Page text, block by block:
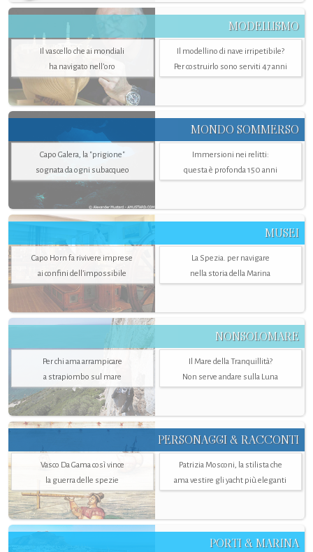
MODELLISMO
Il vascello che ai mondiali
ha navigato nell’oro
Il modellino di nave irripetibile?
Per costruirlo sono serviti 47 anni
MONDO SOMMERSO
Capo Galera, la "prigione"
sognata da ogni subacqueo
Immersioni nei relitti:
questa è profonda 150 anni
MUSEI
Capo Horn fa rivivere imprese
ai confini dell’impossibile
La Spezia. per navigare
nella storia della Marina
NONSOLOMARE
Per chi ama arrampicare
a strapiombo sul mare
Il Mare della Tranquillità?
Non serve andare sulla Luna
PERSONAGGI & RACCONTI
Vasco Da Gama così vince
la guerra delle spezie
Patrizia Mosconi, la stilista che
ama vestire gli yacht più eleganti
PORTI & MARINA